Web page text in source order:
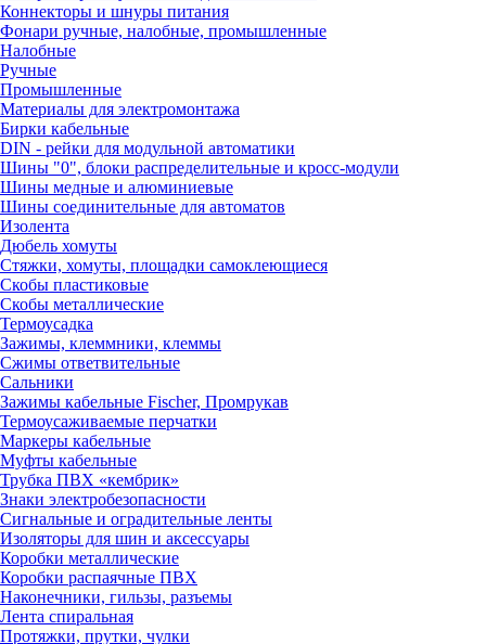
Коннекторы и шнуры питания
Фонари ручные, налобные, промышленные
Налобные
Ручные
Промышленные
Материалы для электромонтажа
Бирки кабельные
DIN - рейки для модульной автоматики
Шины "0", блоки распределительные и кросс-модули
Шины медные и алюминиевые
Шины соединительные для автоматов
Изолента
Дюбель хомуты
Стяжки, хомуты, площадки самоклеющиеся
Скобы пластиковые
Скобы металлические
Термоусадка
Зажимы, клеммники, клеммы
Сжимы ответвительные
Сальники
Зажимы кабельные Fischer, Промрукав
Термоусаживаемые перчатки
Маркеры кабельные
Муфты кабельные
Трубка ПВХ «кембрик»
Знаки электробезопасности
Сигнальные и оградительные ленты
Изоляторы для шин и аксессуары
Коробки металлические
Коробки распаячные ПВХ
Наконечники, гильзы, разъемы
Лента спиральная
Протяжки, прутки, чулки